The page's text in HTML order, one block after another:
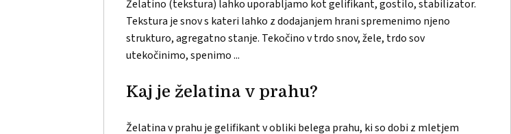
Želatino (tekstura) lahko uporabljamo kot gelifikant, gostilo, stabilizator.
Tekstura je snov s kateri lahko z dodajanjem hrani spremenimo njeno
strukturo, agregatno stanje. Tekočino v trdo snov, žele, trdo sov
utekočinimo, spenimo ...
Kaj je želatina v prahu?
Želatina v prahu je gelifikant v obliki belega prahu, ki so dobi z mletjem